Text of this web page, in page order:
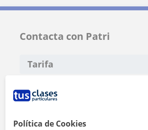
Contacta con Patri
Tarifa
Política de Cookies